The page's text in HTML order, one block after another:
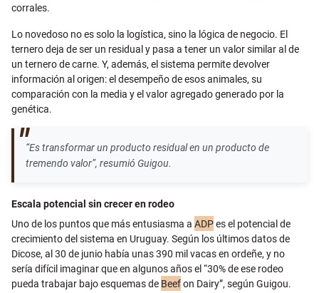
corrales.
Lo novedoso no es solo la logística, sino la lógica de negocio. El
ternero deja de ser un residual y pasa a tener un valor similar al de
un ternero de carne. Y, además, el sistema permite devolver
información al origen: el desempeño de esos animales, su
comparación con la media y el valor agregado generado por la
genética.
“Es transformar un producto residual en un producto de
tremendo valor”, resumió Guigou.
Escala potencial sin crecer en rodeo
Uno de los puntos que más entusiasma a ADPes el potencial de
crecimiento del sistema en Uruguay. Según los últimos datos de
Dicose, al 30 de junio había unas 390 mil vacas en ordeñe, y no
sería difícil imaginar que en algunos años el “30% de ese rodeo
pueda trabajar bajo esquemas de Beefon Dairy”, según Guigou.